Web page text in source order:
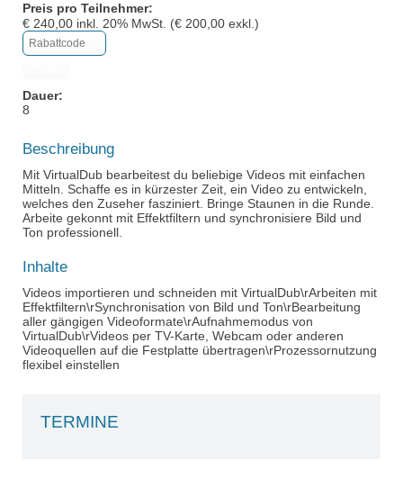
Preis pro Teilnehmer:
€ 240,00 inkl. 20% MwSt. (€ 200,00 exkl.)
Dauer:
8
Beschreibung
Mit VirtualDub bearbeitest du beliebige Videos mit einfachen
Mitteln. Schaffe es in kürzester Zeit, ein Video zu entwickeln,
welches den Zuseher fasziniert. Bringe Staunen in die Runde.
Arbeite gekonnt mit Effektfiltern und synchronisiere Bild und
Ton professionell.
Inhalte
Videos importieren und schneiden mit VirtualDub\rArbeiten mit
Effektfiltern\rSynchronisation von Bild und Ton\rBearbeitung
aller gängigen Videoformate\rAufnahmemodus von
VirtualDub\rVideos per TV-Karte, Webcam oder anderen
Videoquellen auf die Festplatte übertragen\rProzessornutzung
flexibel einstellen
TERMINE